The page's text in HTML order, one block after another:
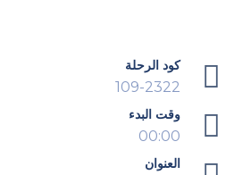
كود الرحلة
109-2322
وقت البدء
00:00
العنوان